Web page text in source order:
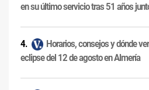
en su último servicio tras 51 años
Horarios, consejos y dónde
eclipse del 12 de agosto en Almería